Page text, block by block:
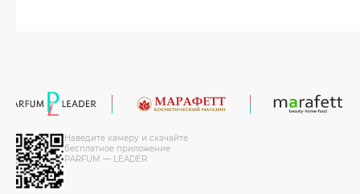
Наведите камеру и скачайте
бесплатное приложение
PARFUM — LEADER